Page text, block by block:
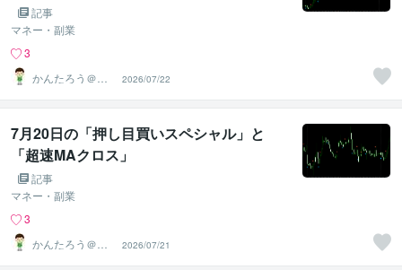
記事
マネー・副業
3
かんたろう＠か
んたんFX
2026/07/22
7月20日の「押し目買いスペシャル」と
「超速MAクロス」
記事
マネー・副業
3
かんたろう＠か
んたんFX
2026/07/21